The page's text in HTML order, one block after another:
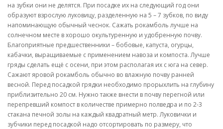
на зубки они не делятся. При посадке их на следующий год они
образуют взрослую луковицу, разделенную на 5 – 7 зубков, по виду
напоминающую обычный чеснок. Сажать рокамболь лучше на
солнечном месте в хорошо окультуренную и удобренную почву.
Благоприятные предшественники – бобовые, капуста, огурцы,
кабачки, выращиваемые с применением навоза и компоста. Лучше
гряды сделать ещё с осени, при этом располагая их с юга на север.
Сажают яровой рокамболь обычно во влажную почву ранней
весной. Перед посадкой грядки необходимо прорыхлить на глубину
приблизительно 20 см. Нужно также внести в почву перегной или
перепревший компост в количестве примерно полведра и по 2-3
стакана печной золы на каждый квадратный метр. Луковички и
зубчики перед посадкой надо отсортировать по размеру, что